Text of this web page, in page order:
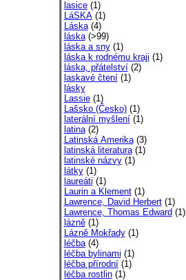
lasice(1)
LáSKA(1)
Láska(4)
láska(>99)
láska a sny(1)
láska k rodnému kraji (1)
láska, přátelství(2)
laskavé čtení(1)
lásky
Lassie(1)
Lašsko (Česko)(1)
laterální myšlení(1)
latina(2)
Latinská Amerika(3)
latinská literatura(1)
latinské názvy(1)
látky(1)
laureáti (1)
Laurin a Klement(1)
Lawrence, David Herbert(1)
Lawrence, Thomas Edward (1)
lázně(1)
Lázně Mokřady(1)
léčba(4)
léčba bylinami (1)
léčba přírodní(1)
léčba rostlin(1)